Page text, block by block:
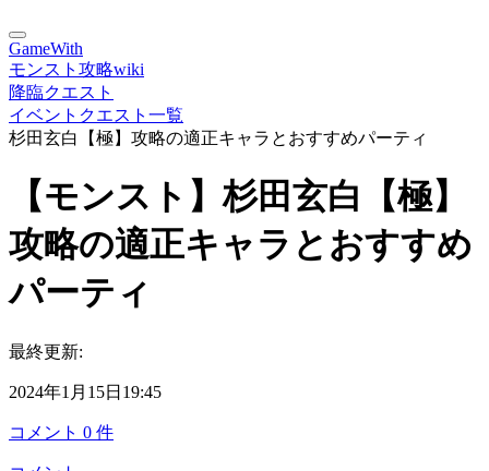
GameWith
モンスト攻略wiki
降臨クエスト
イベントクエスト一覧
杉田玄白【極】攻略の適正キャラとおすすめパーティ
【モンスト】杉田玄白【極】
攻略の適正キャラとおすすめ
パーティ
最終更新:
2024年1月15日19:45
コメント 0 件